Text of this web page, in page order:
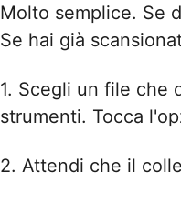
Molto semplice. Se
Se hai già
1. Scegli un file che
strumenti. Tocca
2. Attendi che il